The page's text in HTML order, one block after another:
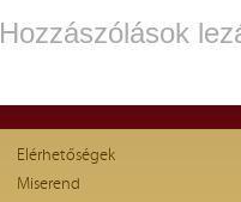
Hozzászólások
Elérhetőségek
Miserend